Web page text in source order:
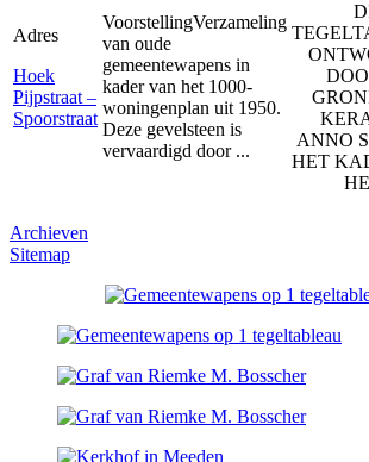
Adres
Hoek
Pijpstraat –
Spoorstraat
VoorstellingVerzameling
van oude
gemeentewapens in
kader van het 1000-
woningenplan uit 1950.
Deze gevelsteen is
vervaardigd door ...
ANNO
HET
Archieven
Sitemap